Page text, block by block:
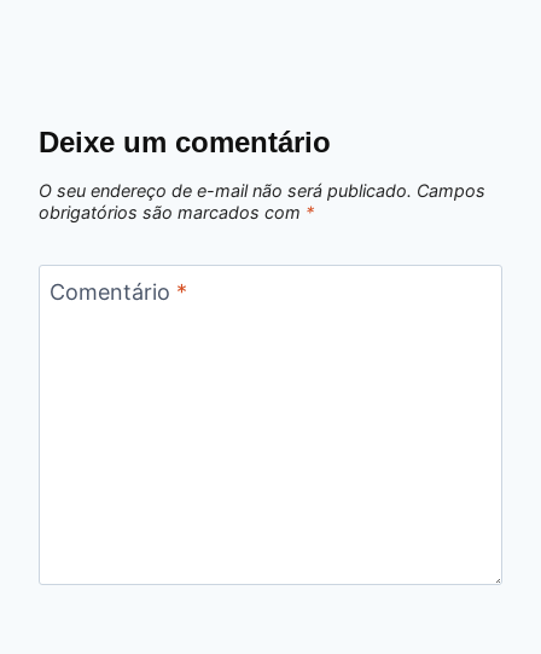
Deixe um comentário
O seu endereço de e-mail não será publicado. Campos
obrigatórios são marcados com *
Comentário *